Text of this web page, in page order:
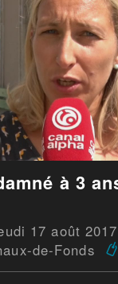
à 3
17 août 2017
de-Fonds